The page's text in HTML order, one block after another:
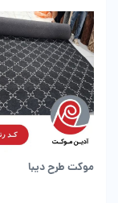
موکت طرح دیبا